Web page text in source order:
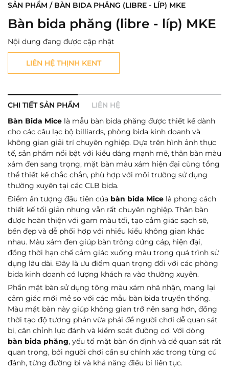
SẢN PHẨM / BÀN BIDA PHĂNG (LIBRE - LÍP) MKE
Bàn bida phăng (libre - líp) MKE
Nội dung đang được cập nhật
LIÊN HỆ THỊNH KENT
CHI TIẾT SẢN PHẨM
LIÊN HỆ
Bàn Bida Mice là mẫu bàn bida phăng được thiết kế dành
cho các câu lạc bộ billiards, phòng bida kinh doanh và
không gian giải trí chuyên nghiệp. Dựa trên hình ảnh thực
tế, sản phẩm nổi bật với kiểu dáng mạnh mẽ, thân bàn màu
xám đen sang trọng, mặt bàn màu xám hiện đại cùng tổng
thể thiết kế chắc chắn, phù hợp với môi trường sử dụng
thường xuyên tại các CLB bida.
Điểm ấn tượng đầu tiên của bàn bida Mice là phong cách
thiết kế tối giản nhưng vẫn rất chuyên nghiệp. Thân bàn
được hoàn thiện với gam màu tối, tạo cảm giác sạch sẽ,
bền đẹp và dễ phối hợp với nhiều kiểu không gian khác
nhau. Màu xám đen giúp bàn trông cứng cáp, hiện đại,
đồng thời hạn chế cảm giác xuống màu trong quá trình sử
dụng lâu dài. Đây là ưu điểm quan trọng đối với các phòng
bida kinh doanh có lượng khách ra vào thường xuyên.
Phần mặt bàn sử dụng tông màu xám nhã nhặn, mang lại
cảm giác mới mẻ so với các mẫu bàn bida truyền thống.
Màu mặt bàn này giúp không gian trở nên sang hơn, đồng
thời tạo độ tương phản vừa phải để người chơi dễ quan sát
bi, căn chỉnh lực đánh và kiểm soát đường cơ. Với dòng
bàn bida phăng, yếu tố mặt bàn ổn định và dễ quan sát rất
quan trọng, bởi người chơi cần sự chính xác trong từng cú
đánh, từng đường bi và khả năng điều bi liên tục.
Gửi ngay